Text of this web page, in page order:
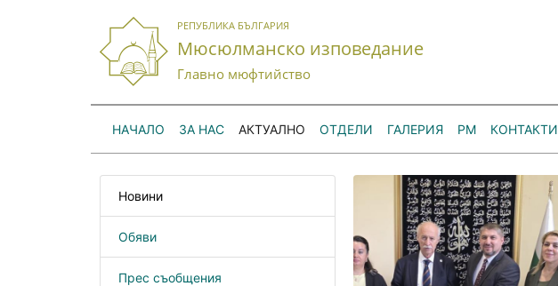
РЕПУБЛИКА БЪЛГАРИЯ
Мюсюлманско изповедание
Главно мюфтийство
НАЧАЛО ЗА НАС АКТУАЛНО ОТДЕЛИ ГАЛЕРИЯ РМ КОНТАКТИ
Новини
Обяви
Прес съобщения